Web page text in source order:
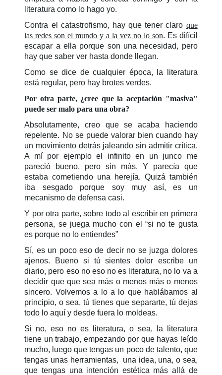
literatura como lo hago yo.
Contra el catastrofismo, hay que tener claro que
las redes son el mundo y a la vez no lo son. Es difícil
escapar a ella porque son una necesidad, pero
hay que saber ver hasta donde llegan.
Como se dice de cualquier época, la literatura
está regular, pero hay brotes verdes.
Por otra parte, ¿cree que la aceptación "masiva"
puede ser malo para una obra?
Absolutamente, creo que se acaba haciendo
repelente. No se puede valorar bien cuando hay
un movimiento detrás jaleando sin admitir crítica.
A mí por ejemplo el infinito en un junco me
pareció bueno, pero sin más. Y parecía que
estaba cometiendo una herejía. Quizá también
iba sesgado porque soy muy así, es un
mecanismo de defensa casi.
Y por otra parte, sobre todo al escribir en primera
persona, se juega mucho con el “si no te gusta
es porque no lo entiendes”
Sí, es un poco eso de decir no se juzga dolores
ajenos. Bueno si tú sientes dolor escribe un
diario, pero eso no eso no es literatura, no lo va a
decidir que que sea más o menos más o menos
sincero. Volvemos a lo a lo que hablábamos al
principio, o sea, tú tienes que separarte, tú dejas
todo lo aquí y desde fuera lo moldeas.
Si no, eso no es literatura, o sea, la literatura
tiene un trabajo, empezando por que hayas leído
mucho, luego que tengas un poco de talento, que
tengas unas herramientas, una idea, una, o sea,
que tengas una intención estética más allá de